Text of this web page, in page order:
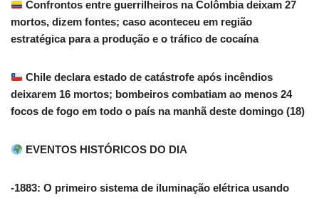
Confrontos entre guerrilheiros na Colômbia deixam 27
mortos, dizem fontes; caso aconteceu em região
estratégica para a produção e o tráfico de cocaína
Chile declara estado de catástrofe após incêndios
deixarem 16 mortos; bombeiros combatiam ao menos 24
focos de fogo em todo o país na manhã deste domingo (18)
EVENTOS HISTÓRICOS DO DIA
-1883: O primeiro sistema de iluminação elétrica usando